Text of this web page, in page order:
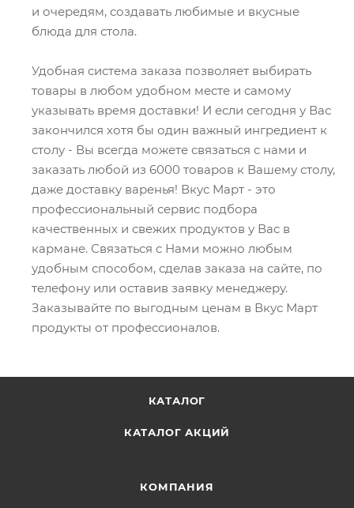
и очередям, создавать любимые и вкусные
блюда для стола.
Удобная система заказа позволяет выбирать
товары в любом удобном месте и самому
указывать время доставки! И если сегодня у Вас
закончился хотя бы один важный ингредиент к
столу - Вы всегда можете связаться с нами и
заказать любой из 6000 товаров к Вашему столу,
даже доставку варенья! Вкус Март - это
профессиональный сервис подбора
качественных и свежих продуктов у Вас в
кармане. Связаться с Нами можно любым
удобным способом, сделав заказа на сайте, по
телефону или оставив заявку менеджеру.
Заказывайте по выгодным ценам в Вкус Март
продукты от профессионалов.
КАТАЛОГ
КАТАЛОГ АКЦИЙ
КОМПАНИЯ